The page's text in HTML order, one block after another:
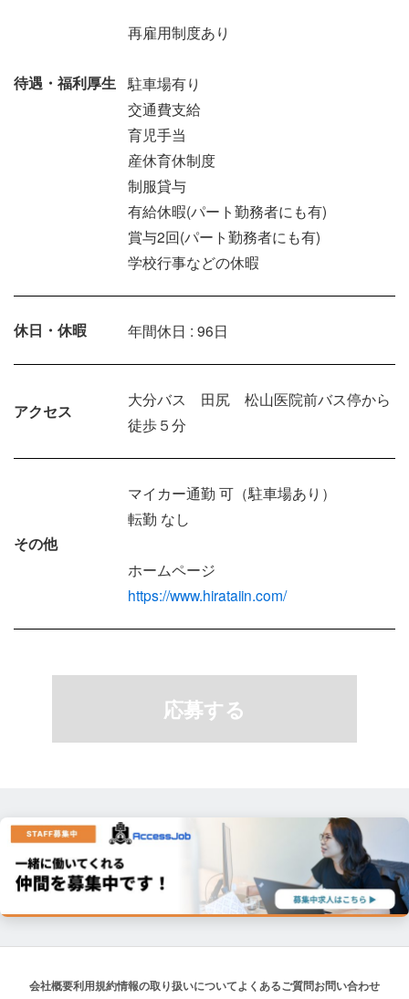
待遇・福利厚生
再雇用制度あり
駐車場有り
交通費支給
育児手当
産休育休制度
制服貸与
有給休暇(パート勤務者にも有)
賞与2回(パート勤務者にも有)
学校行事などの休暇
休日・休暇 年間休日 : 96日
アクセス
大分バス 田尻 松山医院前バス停から
徒歩５分
その他
マイカー通勤 可（駐車場あり）
転勤 なし
ホームページ
https://www.hirataiin.com/
応募する
会社概要利用規約情報の取り扱いについてよくあるご質問お問い合わせ